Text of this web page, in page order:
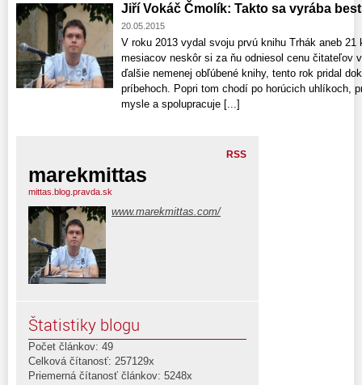
Jiří Vokáč Čmolík: Takto sa vyrába
20.05.2015
V roku 2013 vydal svoju prvú knihu Trhák aneb
mesiacov neskôr si za ňu odniesol cenu čitateľov
ďalšie nemenej obľúbené knihy, tento rok pridal
príbehoch. Popri tom chodí po horúcich uhlíkoch,
mysle a spolupracuje [...]
RSS
marekmittas
mittas.blog.pravda.sk
www.marekmittas.com/
Štatistiky blogu
Počet článkov: 49
Celková čítanosť: 257129x
Priemerná čítanosť článkov: 5248x